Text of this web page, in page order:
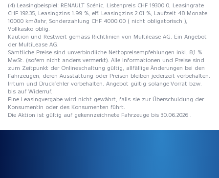
(4) Leasingbeispiel: RENAULT Scénic, Listenpreis CHF 19300.0, Leasingrate
CHF 192.35, Leasingzins 1.99 %, eff. Leasingzins 2.01 %, Laufzeit 48 Monate,
10000 km/Jahr, Sonderzahlung CHF 4000.00 ( nicht obligatorisch ),
Vollkasko oblig.
Kaution und Restwert gemäss Richtlinien von Multilease AG. Ein Angebot
der MultiLease AG.
Sämtliche Preise sind unverbindliche Nettopreisempfehlungen inkl. 8,1 %
MwSt. (sofern nicht anders vermerkt). Alle Informationen und Preise sind
zum Zeitpunkt der Onlineschaltung gültig, allfällige Änderungen bei den
Fahrzeugen, deren Ausstattung oder Preisen bleiben jederzeit vorbehalten.
Irrtum und Druckfehler vorbehalten. Angebot gültig solange Vorrat bzw.
bis auf Widerruf.
Eine Leasingvergabe wird nicht gewährt, falls sie zur Überschuldung der
Konsumentin oder des Konsumenten führt.
Die Aktion ist gültig auf gekennzeichnete Fahrzeuge bis 30.06.2026 .